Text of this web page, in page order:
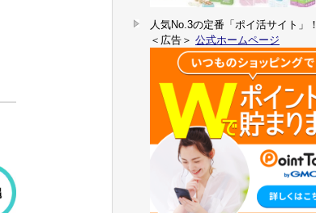
人気No.3の定番「ポイ活サイト」！
＜広告＞ 公式ホームページ